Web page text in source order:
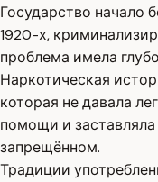
Государство начало
1920-х,
проблема имела
Наркотическая
которая не давала
помощи и
запрещённом.
Традиции